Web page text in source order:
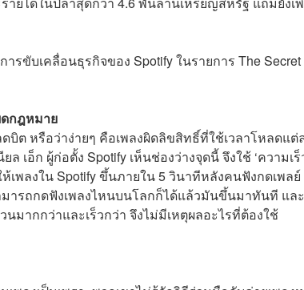
รขับเคลื่อนธุรกิจของ Spotify ในรายการ The Secret
กฎหมาย
ต หรือว่าง่ายๆ คือเพลงผิดลิขสิทธิ์ที่ใช้เวลาโหลดแต่
เอ็ก ผู้ก่อตั้ง Spotify เห็นช่องว่างจุดนี้ จึงใช้ ‘ความเร็
พลงใน Spotify ขึ้นภายใน 5 วินาทีหลังคนฟังกดเพล
ารถกดฟังเพลงไหนบนโลกก็ได้แล้วมันขึ้นมาทันที และ
มากกว่าและเร็วกว่า จึงไม่มีเหตุผลอะไรที่ต้องใช้